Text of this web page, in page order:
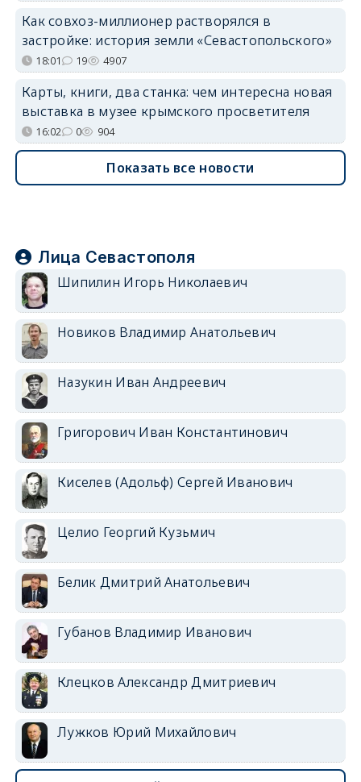
Как совхоз-миллионер растворялся в
застройке: история земли «Севастопольского»
18:01 19 4907
Карты, книги, два станка: чем интересна новая
выставка в музее крымского просветителя
16:02 0 904
Показать все новости
Лица Севастополя
Шипилин Игорь Николаевич
Новиков Владимир Анатольевич
Назукин Иван Андреевич
Григорович Иван Константинович
Киселев (Адольф) Сергей Иванович
Целио Георгий Кузьмич
Белик Дмитрий Анатольевич
Губанов Владимир Иванович
Клецков Александр Дмитриевич
Лужков Юрий Михайлович